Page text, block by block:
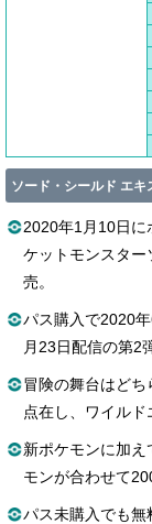
ソード・シールド エ
2020年1月10日に
ケットモンスター
売。
パス購入で2020
月23日配信の第2
冒険の舞台はど
点在し、ワイルド
新ポケモンに加
モンが合わせて
パス未購入でも無